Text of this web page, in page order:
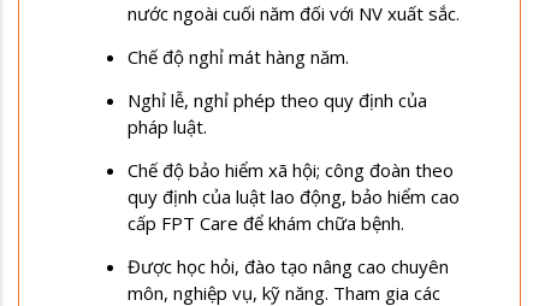
nước ngoài cuối năm đối với NV xuất sắc.
Chế độ nghỉ mát hàng năm.
Nghỉ lễ, nghỉ phép theo quy định của
pháp luật.
Chế độ bảo hiểm xã hội; công đoàn theo
quy định của luật lao động, bảo hiểm cao
cấp FPT Care để khám chữa bệnh.
Được học hỏi, đào tạo nâng cao chuyên
môn, nghiệp vụ, kỹ năng. Tham gia các